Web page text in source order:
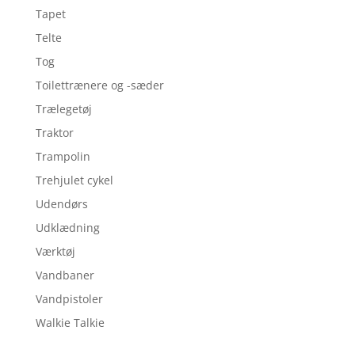
Tapet
Telte
Tog
Toilettrænere og -sæder
Trælegetøj
Traktor
Trampolin
Trehjulet cykel
Udendørs
Udklædning
Værktøj
Vandbaner
Vandpistoler
Walkie Talkie